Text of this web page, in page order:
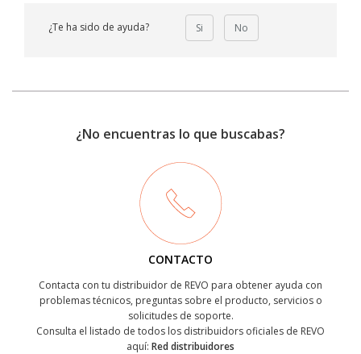
¿Te ha sido de ayuda? Si No
¿No encuentras lo que buscabas?
CONTACTO
Contacta con tu distribuidor de REVO para obtener ayuda con
problemas técnicos, preguntas sobre el producto, servicios o
solicitudes de soporte.
Consulta el listado de todos los distribuidors oficiales de REVO
aquí: Red distribuidores